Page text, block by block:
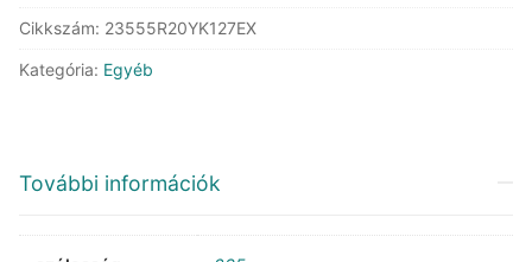
Cikkszám: 23555R20YK127EX
Kategória: Egyéb
További információk